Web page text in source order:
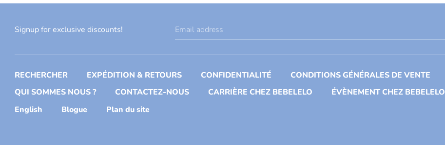
Signup for exclusive discounts! Email address
RECHERCHER EXPÉDITION & RETOURS CONFIDENTIALITÉ
CONDITIONS GÉNÉRALES DE VENTE
QUI SOMMES NOUS ?
CONTACTEZ-NOUS CARRIÈRE CHEZ BEBELELO
ÉVÈNEMENT CHEZ BEBELELO
English
Blogue Plan du site